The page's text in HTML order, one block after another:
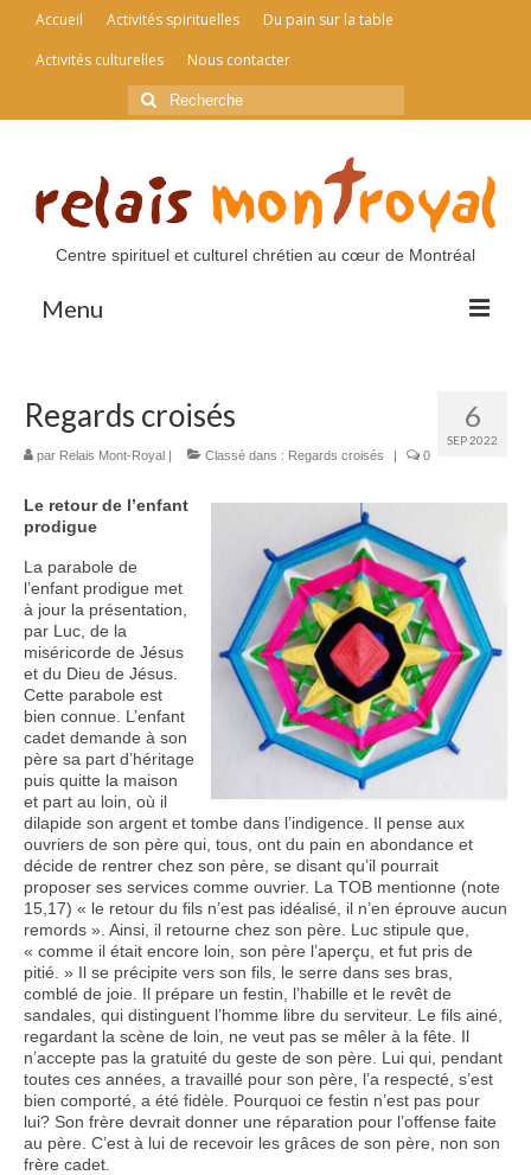
Accueil Activités spirituelles
Du pain sur la table
Activités culturelles
Nous contacter
Rechercher
:
Centre spirituel et culturel chrétien au cœur de Montréal
Menu
Activités spirituelles
Activités culturelles
Nous contacter
6
SEP 2022
Regards croisés
par Relais Mont-Royal | Classé dans : Regards croisés | 0
Le retour de l’enfant
prodigue
La parabole de
l’enfant prodigue met
à jour la présentation,
par Luc, de la
miséricorde de Jésus
et du Dieu de Jésus.
Cette parabole est
bien connue. L’enfant
cadet demande à son
père sa part d’héritage
puis quitte la maison
et part au loin, où il
dilapide son argent et tombe dans l’indigence. Il pense aux
ouvriers de son père qui, tous, ont du pain en abondance et
décide de rentrer chez son père, se disant qu’il pourrait
proposer ses services comme ouvrier. La TOB mentionne (note
15,17) « le retour du fils n’est pas idéalisé, il n’en éprouve aucun
remords ». Ainsi, il retourne chez son père. Luc stipule que,
« comme il était encore loin, son père l’aperçu, et fut pris de
pitié. » Il se précipite vers son fils, le serre dans ses bras,
comblé de joie. Il prépare un festin, l’habille et le revêt de
sandales, qui distinguent l’homme libre du serviteur. Le fils ainé,
regardant la scène de loin, ne veut pas se mêler à la fête. Il
n’accepte pas la gratuité du geste de son père. Lui qui, pendant
toutes ces années, a travaillé pour son père, l’a respecté, s’est
bien comporté, a été fidèle. Pourquoi ce festin n’est pas pour
lui? Son frère devrait donner une réparation pour l’offense faite
au père. C’est à lui de recevoir les grâces de son père, non son
frère cadet.